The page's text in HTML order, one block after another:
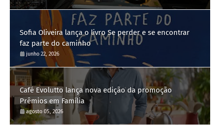
Sofia Oliveira lança o livro Se perder e se encontrar
faz parte do caminho
junho 22, 2026
Café Evolutto lança nova edição da promoção
Prêmios em Família
agosto 05, 2026